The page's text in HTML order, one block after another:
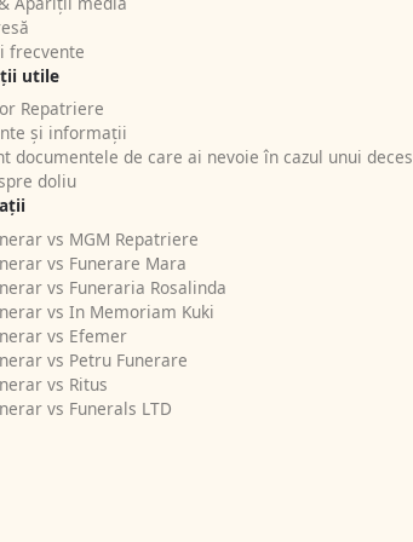
frecvente
utile
Repatriere
și informații
documentele de care ai nevoie în cazul unui
doliu
vs MGM Repatriere
vs Funerare Mara
vs Funeraria Rosalinda
vs In Memoriam Kuki
vs Efemer
vs Petru Funerare
vs Ritus
vs Funerals LTD